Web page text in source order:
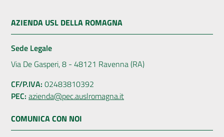
AZIENDA USL DELLA ROMAGNA
Sede Legale
Via De Gasperi, 8 - 48121 Ravenna (RA)
CF/P.IVA: 02483810392
PEC: azienda@pec.auslromagna.it
COMUNICA CON NOI